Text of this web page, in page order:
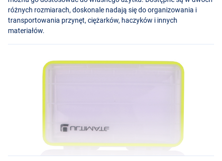
różnych rozmiarach, doskonale nadają się do organizowania i
transportowania przynęt, ciężarków, haczyków i innych
materiałów.